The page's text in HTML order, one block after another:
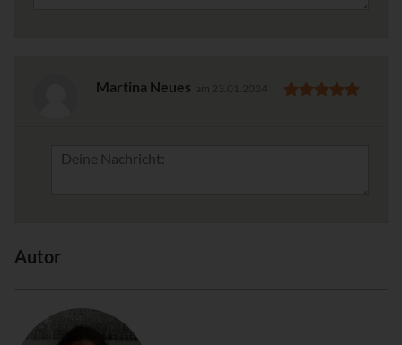
Martina Neues
Autor